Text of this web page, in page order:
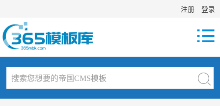
注册 登录
